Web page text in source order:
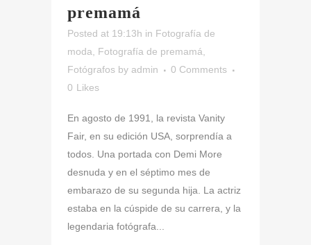
premamá
Posted at 19:13h in Fotografía de
moda
Fotografía de premamá
Fotógrafos by admin
0 Comments
0 Likes
En agosto de 1991, la revista Vanity
Fair, en su edición USA, sorprendía a
todos. Una portada con Demi More
desnuda y en el séptimo mes de
embarazo de su segunda hija. La actriz
estaba en la cúspide de su carrera, y la
legendaria fotógrafa...